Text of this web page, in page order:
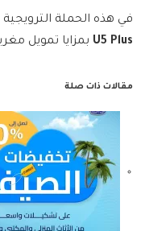
في هذه الحملة
U5 Plus بمزايا تمويل
مقالات ذات صلة